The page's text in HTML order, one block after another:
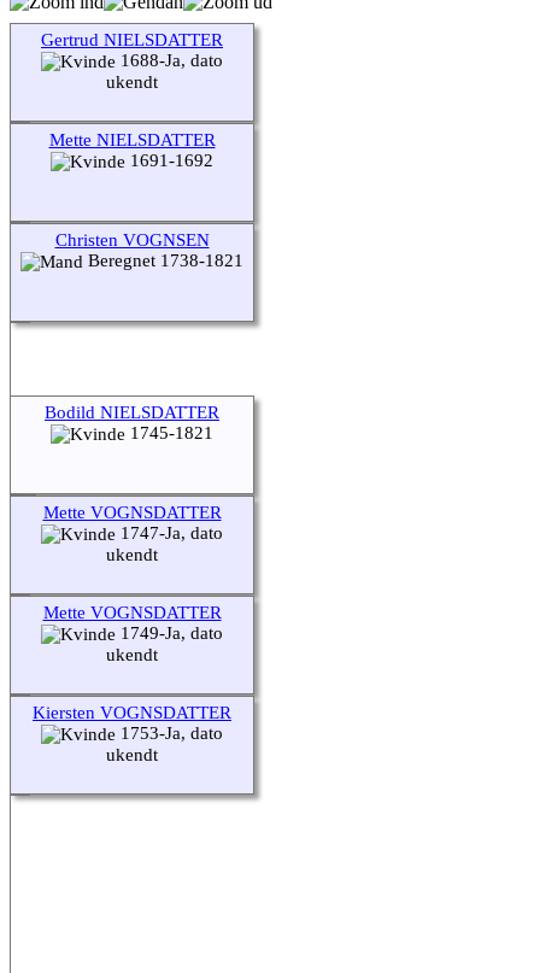
Gertrud NIELSDATTER
1688-Ja, dato
ukendt
Mette NIELSDATTER
1691-1692
Christen VOGNSEN
Beregnet 1738-1821
Bodild NIELSDATTER
1745-1821
Mette VOGNSDATTER
1747-Ja, dato
ukendt
Mette VOGNSDATTER
1749-Ja, dato
ukendt
Kiersten VOGNSDATTER
1753-Ja, dato
ukendt